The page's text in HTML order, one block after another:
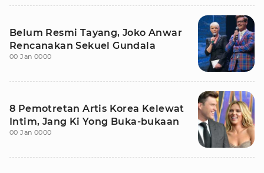
Belum Resmi Tayang, Joko Anwar
Rencanakan Sekuel Gundala
00 Jan 0000
8 Pemotretan Artis Korea Kelewat
Intim, Jang Ki Yong Buka-bukaan
00 Jan 0000